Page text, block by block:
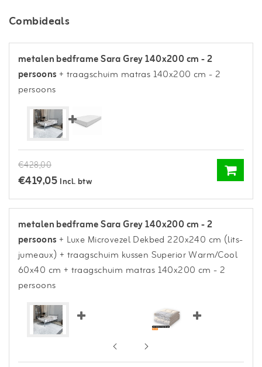
Combideals
metalen bedframe Sara Grey 140x200 cm - 2
persoons+ traagschuim matras 140x200 cm - 2
persoons
€428,00
€419,05 Incl. btw
metalen bedframe Sara Grey 140x200 cm - 2
persoons+ Luxe Microvezel Dekbed 220x240 cm (lits-
jumeaux) + traagschuim kussen Superior Warm/Cool
60x40 cm + traagschuim matras 140x200 cm - 2
persoons